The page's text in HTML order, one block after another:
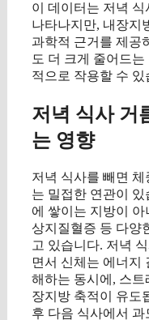
이 데이터는 저녁 식
나타나지만, 내장지
과학적 근거를 제공
도 더 크게 줄어드
적으로 작용할 수 있
저녁 식사 거
는 영향
저녁 식사를 빼면 체
는 밀접한 연관이
에 쌓이는 지방이 아
상지질혈증 등 다양
고 있습니다. 저녁
면서 신체는 에너지
해하는 동시에, 스트
장지방 축적이 유도
후 다음 식사에서